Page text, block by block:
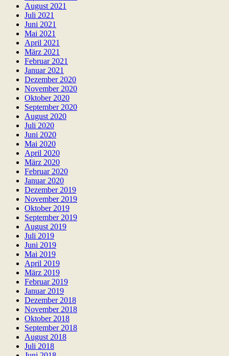
August 2021
Juli 2021
Juni 2021
Mai 2021
April 2021
März 2021
Februar 2021
Januar 2021
Dezember 2020
November 2020
Oktober 2020
September 2020
August 2020
Juli 2020
Juni 2020
Mai 2020
April 2020
März 2020
Februar 2020
Januar 2020
Dezember 2019
November 2019
Oktober 2019
September 2019
August 2019
Juli 2019
Juni 2019
Mai 2019
April 2019
März 2019
Februar 2019
Januar 2019
Dezember 2018
November 2018
Oktober 2018
September 2018
August 2018
Juli 2018